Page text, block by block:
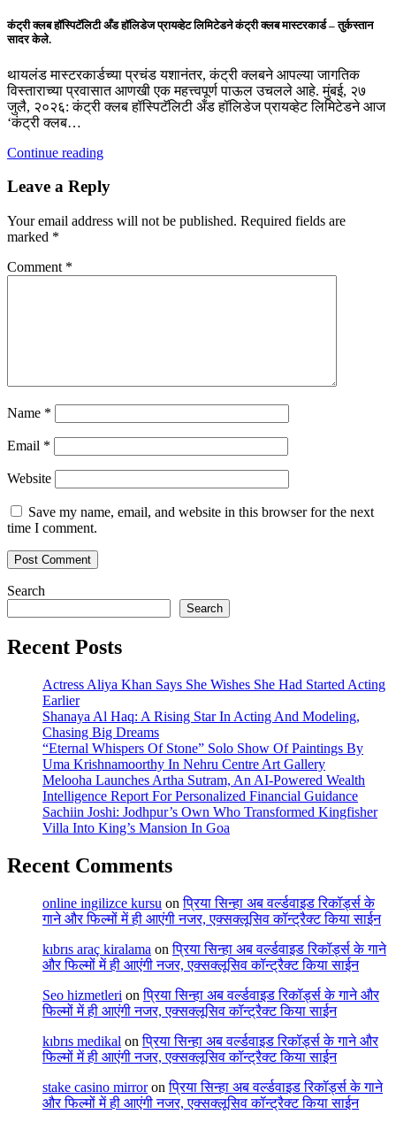
कंट्री क्लब हॉस्पिटॅलिटी अँड हॉलिडेज प्रायव्हेट लिमिटेडने कंट्री क्लब मास्टरकार्ड – तुर्कस्तान
सादर केले.
थायलंड मास्टरकार्डच्या प्रचंड यशानंतर, कंट्री क्लबने आपल्या जागतिक
विस्ताराच्या प्रवासात आणखी एक महत्त्वपूर्ण पाऊल उचलले आहे. मुंबई, २७
जुलै, २०२६: कंट्री क्लब हॉस्पिटॅलिटी अँड हॉलिडेज प्रायव्हेट लिमिटेडने आज
‘कंट्री क्लब…
Continue reading
Leave a Reply
Your email address will not be published. Required fields are
marked *
Comment *
Name *
Email *
Website
Save my name, email, and website in this browser for the next
time I comment.
Search
Search
Recent Posts
Actress Aliya Khan Says She Wishes She Had Started Acting
Earlier
Shanaya Al Haq: A Rising Star In Acting And Modeling,
Chasing Big Dreams
“Eternal Whispers Of Stone” Solo Show Of Paintings By
Uma Krishnamoorthy In Nehru Centre Art Gallery
Melooha Launches Artha Sutram, An AI-Powered Wealth
Intelligence Report For Personalized Financial Guidance
Sachiin Joshi: Jodhpur’s Own Who Transformed Kingfisher
Villa Into King’s Mansion In Goa
Recent Comments
online ingilizce kursu onप्रिया सिन्हा अब वर्ल्डवाइड रिकॉर्ड्स के
गाने और फिल्मों में ही आएंगी नजर, एक्सक्लूसिव कॉन्ट्रैक्ट किया साईन
kıbrıs araç kiralama onप्रिया सिन्हा अब वर्ल्डवाइड रिकॉर्ड्स के गाने
और फिल्मों में ही आएंगी नजर, एक्सक्लूसिव कॉन्ट्रैक्ट किया साईन
Seo hizmetleri onप्रिया सिन्हा अब वर्ल्डवाइड रिकॉर्ड्स के गाने और
फिल्मों में ही आएंगी नजर, एक्सक्लूसिव कॉन्ट्रैक्ट किया साईन
kıbrıs medikal onप्रिया सिन्हा अब वर्ल्डवाइड रिकॉर्ड्स के गाने और
फिल्मों में ही आएंगी नजर, एक्सक्लूसिव कॉन्ट्रैक्ट किया साईन
stake casino mirroronप्रिया सिन्हा अब वर्ल्डवाइड रिकॉर्ड्स के गाने
और फिल्मों में ही आएंगी नजर, एक्सक्लूसिव कॉन्ट्रैक्ट किया साईन